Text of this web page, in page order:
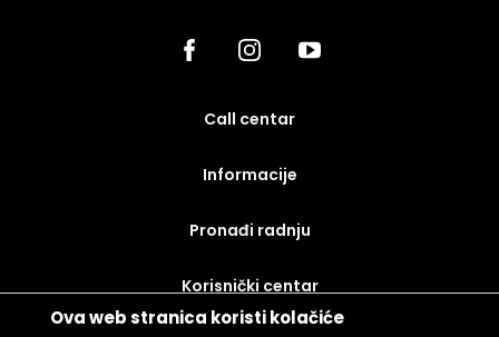
Ova web stranica koristi kolačiće
call centar
Informacije
Pronađi radnju
korisnički centar